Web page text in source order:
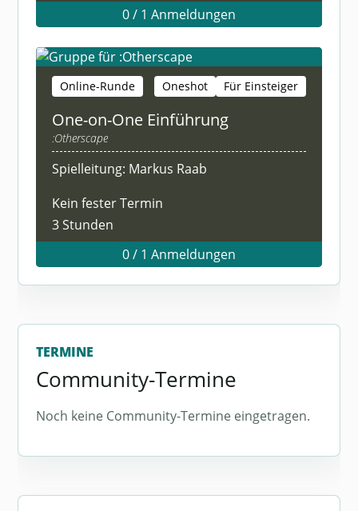
0 / 1 Anmeldungen
Online-Runde Oneshot Für Einsteiger
One-on-One Einführung
:Otherscape
Spielleitung: Markus Raab
Kein fester Termin
3 Stunden
0 / 1 Anmeldungen
TERMINE
Community-Termine
Noch keine Community-Termine eingetragen.